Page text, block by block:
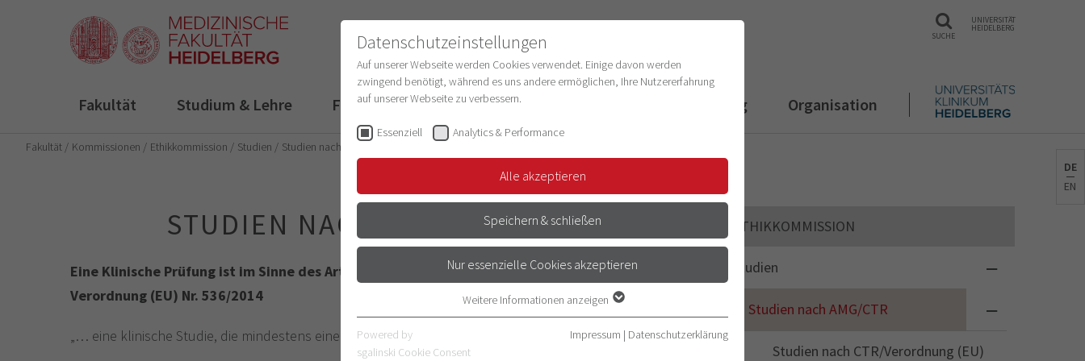
SUCHE
UNIVERSITÄT
HEIDELBERG
Fakultät Studium & Lehre Forschung Struktur & Entwicklung Digitalisierung Organisation
Fakultät Kommissionen Ethikkommission Studien Studien nach…
STUDIEN NACH AMG/CTR
Eine Klinische Prüfung ist im Sinne des Artikels 2 Absatz 2 Nummer 2 der
Verordnung (EU) Nr. 536/2014
„… eine klinische Studie, die mindestens eine der folgenden Bedingungen erfüllt:
ETHIKKOMMISSION
Studien
Studien nach AMG/CTR
Studien nach CTR/Verordnung (EU)
DE
EN
Datenschutzeinstellungen
Auf unserer Webseite werden Cookies verwendet. Einige davon werden
zwingend benötigt, während es uns andere ermöglichen, Ihre Nutzererfahrung
auf unserer Webseite zu verbessern.
Essenziell Analytics & Performance
Alle akzeptieren
Speichern & schließen
Nur essenzielle Cookies akzeptieren
Essenzielle Cookies werden für grundlegende Funktionen der Webseite
benötigt. Dadurch ist gewährleistet, dass die Webseite einwandfrei
Weitere Informationen anzeigen
Powered by
sgalinski Cookie Consent
Impressum | Datenschutzerklärung